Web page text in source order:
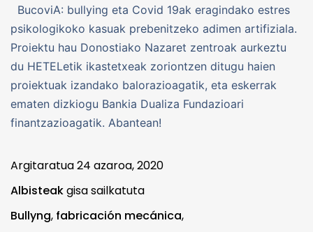
BucoviA: bullying eta Covid 19ak eragindako estres
psikologikoko kasuak prebenitzeko adimen artifiziala.
Proiektu hau Donostiako Nazaret zentroak aurkeztu
du HETELetik ikastetxeak zoriontzen ditugu haien
proiektuak izandako balorazioagatik, eta eskerrak
ematen dizkiogu Bankia Dualiza Fundazioari
finantzazioagatik. Abantean!
Argitaratua24 azaroa, 2020
Albisteakgisa sailkatuta
Bullyng, fabricación mecánica,